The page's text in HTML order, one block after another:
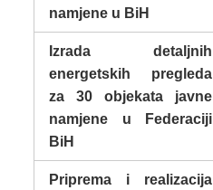
namjene u BiH
Izrada detaljnih
energetskih pregleda
za 30 objekata javne
namjene u Federaciji
BiH
Priprema i realizacija